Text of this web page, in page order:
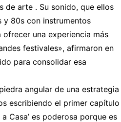
de arte . Su sonido, que ellos
y 80s con instrumentos
una experiencia más
festivales», afirmaron en
para consolidar esa
angular de una estrategia
escribiendo el primer capítulo
Casa’ es poderosa porque es